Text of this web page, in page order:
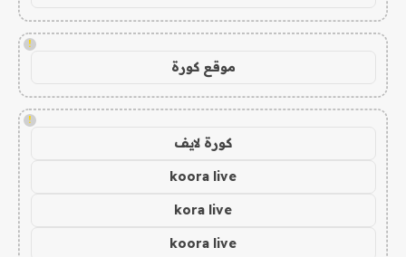
!
موقع كورة
!
كورة لايف
koora live
kora live
koora live